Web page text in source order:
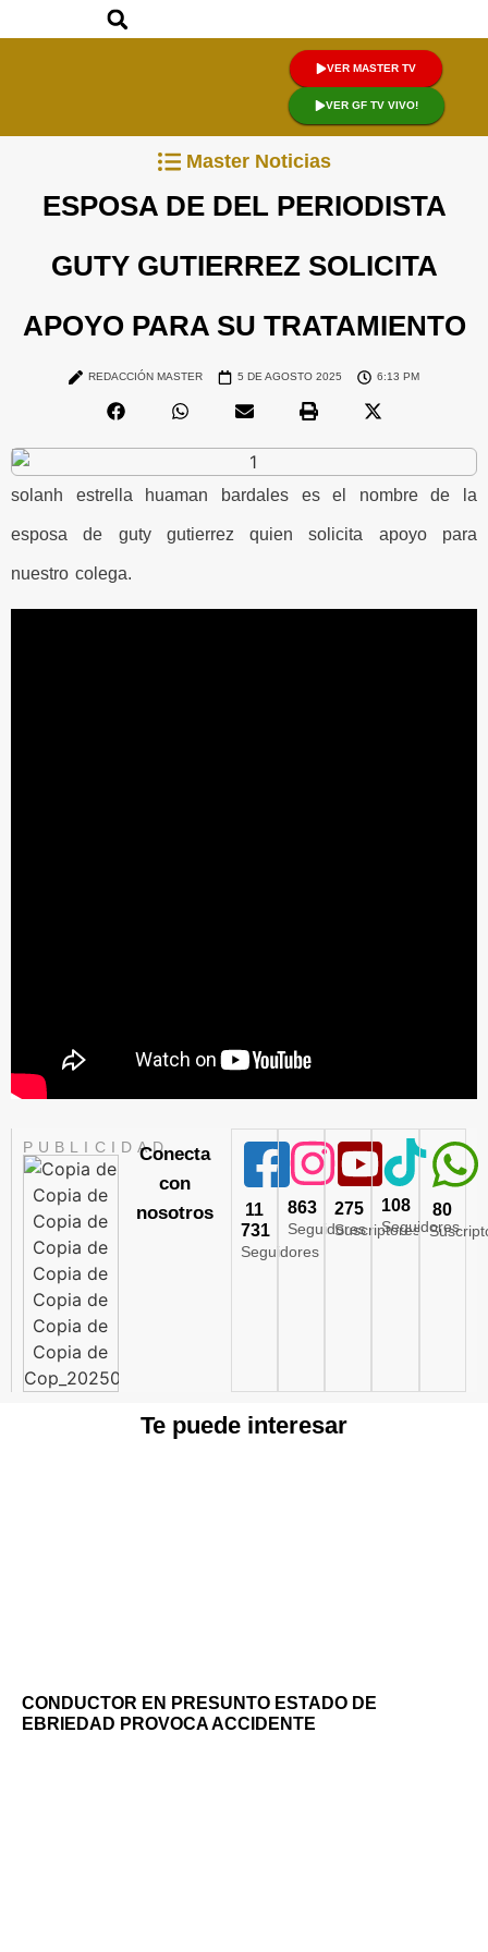
VER MASTER TV
VER GF TV VIVO!
Master Noticias
ESPOSA DE DEL PERIODISTA
GUTY GUTIERREZ SOLICITA
APOYO PARA SU TRATAMIENTO
REDACCIÓN MASTER 5 DE AGOSTO 2025 6:13 PM
solanh estrella huaman bardales es el nombre de la
esposa de guty gutierrez quien solicita apoyo para
nuestro colega.
PUBLICIDADConecta
con
nosotros
11
731
Seguidores
863
Seguidores
275
Suscriptores
108
Seguidores
80
Te puede interesar
CONDUCTOR EN PRESUNTO ESTADO DE
EBRIEDAD PROVOCA ACCIDENTE